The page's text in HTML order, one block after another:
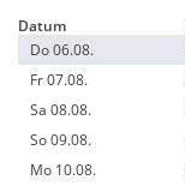
Datum
Do 06.08.
Fr 07.08.
Sa 08.08.
So 09.08.
Mo 10.08.